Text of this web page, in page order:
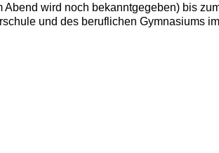
Abend wird noch bekanntgegeben) bis
und des beruflichen Gymnasiums